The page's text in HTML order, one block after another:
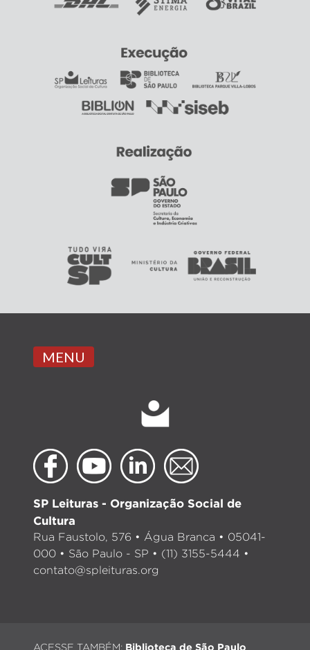
MENU
SP Leituras - Organização Social de
Cultura
Rua Faustolo, 576 • Água Branca • 05041-
000 • São Paulo - SP • (11) 3155-5444 •
contato@spleituras.org
ACESSE TAMBÉM: Biblioteca de São Paulo